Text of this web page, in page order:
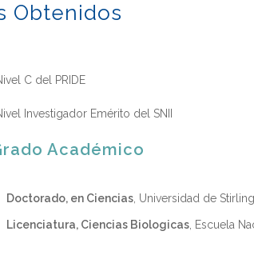
Obtenidos
C del PRIDE
Investigador Emérito del SNII
Académico
Doctorado, en Ciencias , Universidad de
Licenciatura, Ciencias Biologicas , Escuela